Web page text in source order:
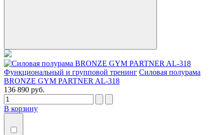
Функциональный и групповой тренинг Силовая полурама
BRONZE GYM PARTNER AL-318
136 890 руб.
В корзину